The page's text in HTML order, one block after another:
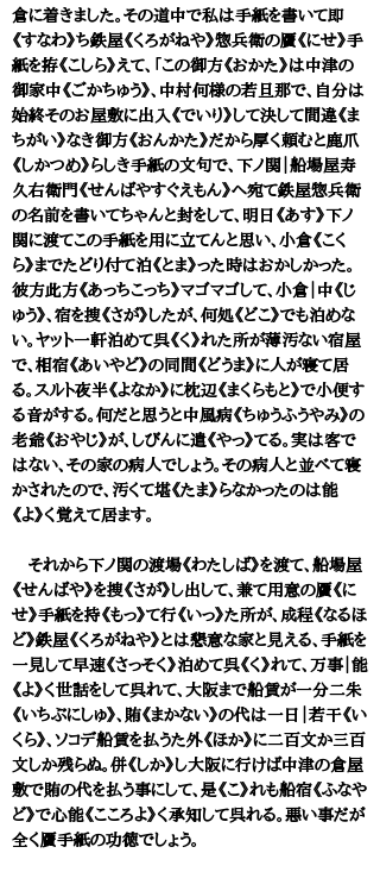
倉に着きました。その道中で私は手紙を書いて即
《すなわ》ち鉄屋《くろがねや》惣兵衛の贋《にせ》手
紙を拵《こしら》えて、「この御方《おかた》は中津の
御家中《ごかちゅう》、中村何様の若旦那で、自分は
始終そのお屋敷に出入《でいり》して決して間違《ま
ちがい》なき御方《おんかた》だから厚く頼むと鹿爪
《しかつめ》らしき手紙の文句で、下ノ関｜船場屋寿
久右衛門《せんばやすぐえもん》へ宛て鉄屋惣兵衛
の名前を書いてちゃんと封をして、明日《あす》下ノ
関に渡てこの手紙を用に立てんと思い、小倉《こく
ら》までたどり付て泊《とま》った時はおかしかった。
彼方此方《あっちこっち》マゴマゴして、小倉｜中《じ
ゅう》、宿を捜《さが》したが、何処《どこ》でも泊めな
い。ヤット一軒泊めて呉《く》れた所が薄汚ない宿屋
で、相宿《あいやど》の同間《どうま》に人が寝て居
る。スルト夜半《よなか》に枕辺《まくらもと》で小便す
る音がする。何だと思うと中風病《ちゅうふうやみ》の
老爺《おやじ》が、しびんに遣《やっ》てる。実は客で
はない、その家の病人でしょう。その病人と並べて寝
かされたので、汚くて堪《たま》らなかったのは能
《よ》く覚えて居ます。
それから下ノ関の渡場《わたしば》を渡て、船場屋
《せんばや》を捜《さが》し出して、兼て用意の贋《に
せ》手紙を持《もっ》て行《いっ》た所が、成程《なるほ
ど》鉄屋《くろがねや》とは懇意な家と見える、手紙を
一見して早速《さっそく》泊めて呉《く》れて、万事｜能
《よ》く世話をして呉れて、大阪まで船賃が一分二朱
《いちぶにしゅ》、賄《まかない》の代は一日｜若干《い
くら》、ソコデ船賃を払うた外《ほか》に二百文か三百
文しか残らぬ。併《しか》し大阪に行けば中津の倉屋
敷で賄の代を払う事にして、是《こ》れも船宿《ふなや
ど》で心能《こころよ》く承知して呉れる。悪い事だが
全く贋手紙の功徳でしょう。